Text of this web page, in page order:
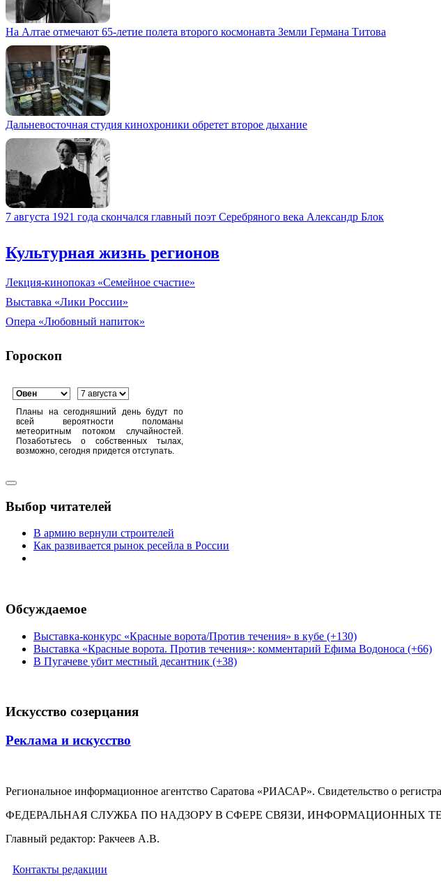
На Алтае отмечают 65-летие полета второго космонавта Земли Германа Титова
Дальневосточная студия кинохроники обретет второе дыхание
7 августа 1921 года скончался главный поэт Серебряного века Александр Блок
Культурная жизнь регионов
Лекция-кинопоказ «Семейное счастие»
Выставка «Лики России»
Опера «Любовный напиток»
Гороскоп
Планы на сегодняшний день будут по
всей вероятности поломаны
метеоритным потоком случайностей.
Позаботьтесь о собственных тылах,
возможно, сегодня придется отступать.
Выбор читателей
В армию вернули строителей
Как развивается рынок ресейла в России
Обсуждаемое
Выставка-конкурс «Красные ворота/Против течения» в кубе (+130)
Выставка «Красные ворота. Против течения»: комментарий Ефима Водоноса (+66)
В Пугачеве убит местный десантник (+38)
Искусство созерцания
Реклама и искусство
Региональное информационное агентство Саратова «РИАСАР». Свидетельство о
ФЕДЕРАЛЬНАЯ СЛУЖБА ПО НАДЗОРУ В СФЕРЕ СВЯЗИ,
Главный редактор: Ракчеев А.В.
Контакты редакции